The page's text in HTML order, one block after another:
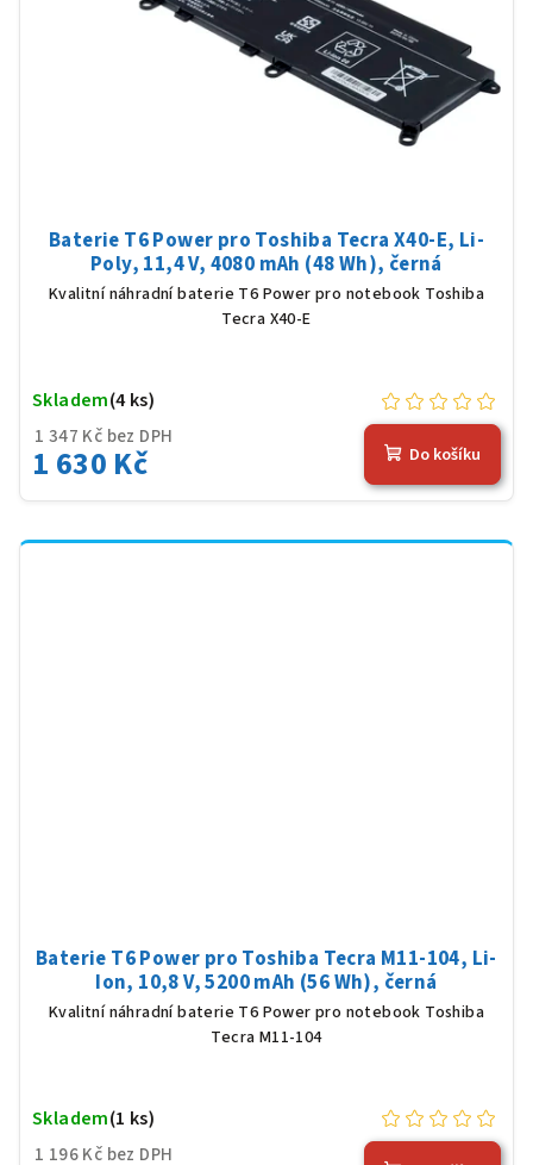
Baterie T6 Power pro Toshiba Tecra X40-E, Li-
Poly, 11,4 V, 4080 mAh (48 Wh), černá
Kvalitní náhradní baterie T6 Power pro notebook Toshiba
Tecra X40-E
1 347 Kč bez DPH
1 630 Kč
Skladem(4 ks)
Do košíku
Baterie T6 Power pro Toshiba Tecra M11-104, Li-
Ion, 10,8 V, 5200 mAh (56 Wh), černá
Kvalitní náhradní baterie T6 Power pro notebook Toshiba
Tecra M11-104
1 196 Kč bez DPH
Skladem(1 ks)